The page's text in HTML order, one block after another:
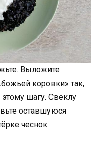
Выложите
коровки» так,
шагу. Свёклу
оставшуюся
чеснок.